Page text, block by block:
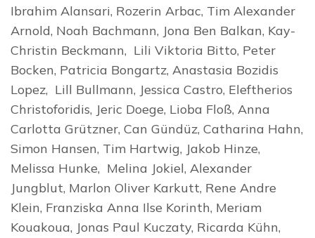
Ibrahim Alansari, Rozerin Arbac, Tim Alexander
Arnold, Noah Bachmann, Jona Ben Balkan, Kay-
Christin Beckmann, Lili Viktoria Bitto, Peter
Bocken, Patricia Bongartz, Anastasia Bozidis
Lopez, Lill Bullmann, Jessica Castro, Eleftherios
Christoforidis, Jeric Doege, Lioba Floß, Anna
Carlotta Grützner, Can Gündüz, Catharina Hahn,
Simon Hansen, Tim Hartwig, Jakob Hinze,
Melissa Hunke, Melina Jokiel, Alexander
Jungblut, Marlon Oliver Karkutt, Rene Andre
Klein, Franziska Anna Ilse Korinth, Meriam
Kouakoua, Jonas Paul Kuczaty, Ricarda Kühn,